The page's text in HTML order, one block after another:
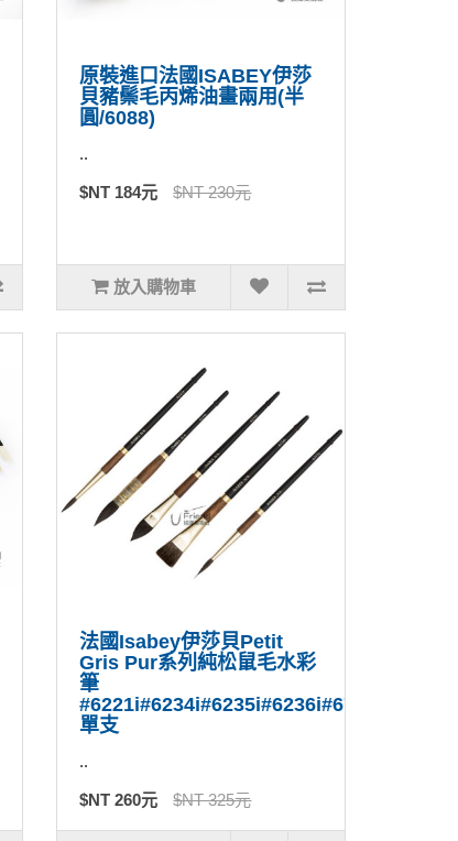
原裝進口法國ISABEY伊莎
貝豬鬃毛丙烯油畫兩用(半
圓/6088)
..
$NT 184元 $NT 230元
放入購物車
法國Isabey伊莎貝Petit
Gris Pur系列純松鼠毛水彩
筆
#6221i#6234i#6235i#6236i#6701i
單支
..
$NT 260元 $NT 325元